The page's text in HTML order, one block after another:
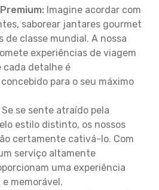
Imagine acordar com
saborear jantares gourmet
de classe mundial. A nossa
experiências de viagem
cada detalhe é
para o seu máximo
Se se sente atraído pela
estilo distinto, os nossos
certamente cativá-lo. Com
serviço altamente
uma experiência
memorável.